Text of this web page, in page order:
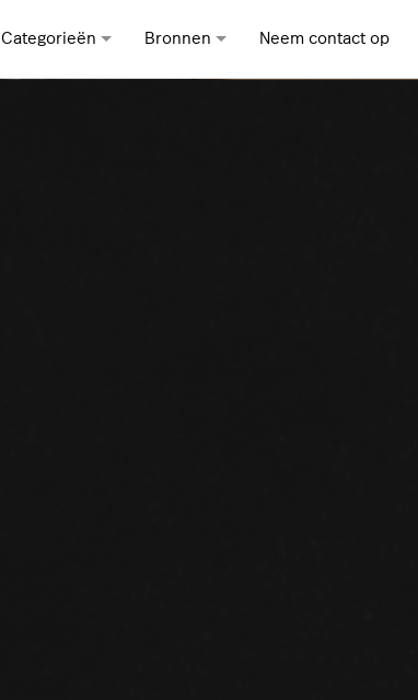
Categorieën Bronnen Neem contact op